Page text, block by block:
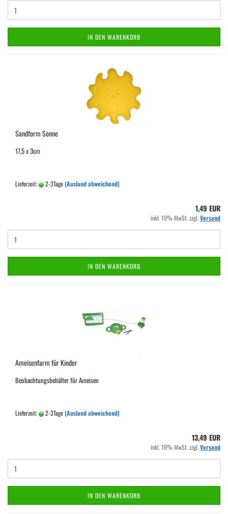
IN DEN WARENKORB
Sandform Sonne
17,5 x 3cm
Lieferzeit: 2-3Tage(Ausland abweichend)
1,49 EUR
inkl. 19% MwSt. zzgl.Versand
IN DEN WARENKORB
Ameisenfarm für Kinder
Beobachtungsbehälter für Ameisen
Lieferzeit: 2-3Tage(Ausland abweichend)
13,49 EUR
inkl. 19% MwSt. zzgl.Versand
IN DEN WARENKORB